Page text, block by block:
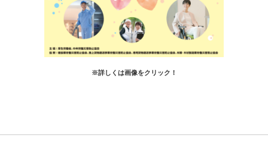
※詳しくは画像をクリック！